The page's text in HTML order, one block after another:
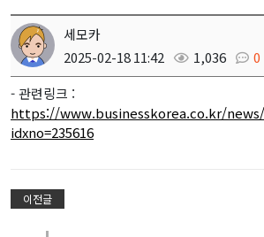
세모카
2025-02-18 11:42
1,036
0
- 관련링크 :
https://www.businesskorea.co.kr/
idxno=235616
이전글